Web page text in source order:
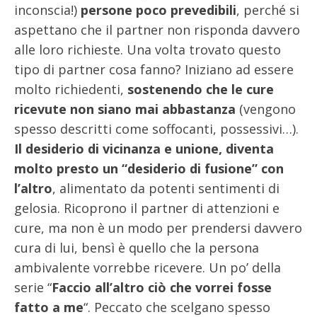
inconscia!) persone poco prevedibili, perché si
aspettano che il partner non risponda davvero
alle loro richieste. Una volta trovato questo
tipo di partner cosa fanno? Iniziano ad essere
molto richiedenti, sostenendo che le cure
ricevute non siano mai abbastanza (vengono
spesso descritti come soffocanti, possessivi…).
Il desiderio di vicinanza e unione, diventa
molto presto un “desiderio di fusione” con
l’altro, alimentato da potenti sentimenti di
gelosia. Ricoprono il partner di attenzioni e
cure, ma non è un modo per prendersi davvero
cura di lui, bensì è quello che la persona
ambivalente vorrebbe ricevere. Un po’ della
serie “Faccio all’altro ciò che vorrei fosse
fatto a me“. Peccato che scelgano spesso